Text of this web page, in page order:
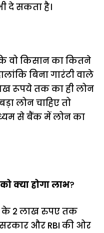
दे सकता है।
वो किसान का कितने
बिना गारंटी वाले
रूपये तक का ही लोन
लोन चाहिए तो
से बैंक में लोन का
क्या होगा लाभ?
के 2 लाख रुपए तक
और RBI की ओर